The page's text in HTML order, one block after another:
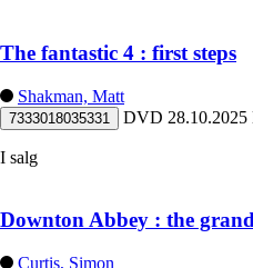
The fantastic 4 : first steps
Shakman, Matt
7333018035331 DVD 28.10.2025
I salg
Downton Abbey : the
Curtis, Simon